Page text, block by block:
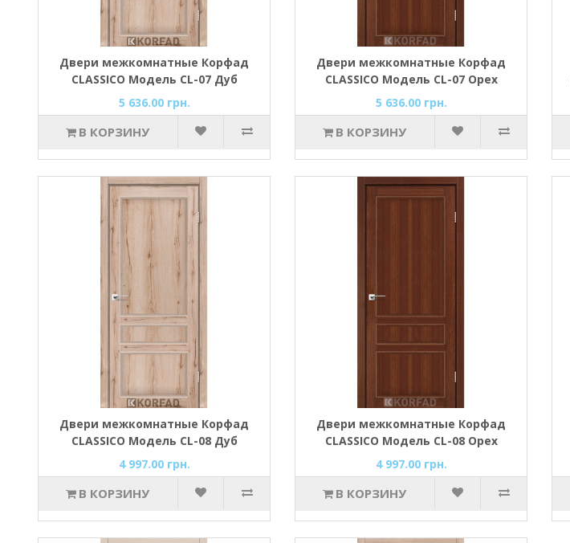
Двери межкомнатные Корфад
CLASSICO Модель CL-07 Дуб
тобакко
5 636.00 грн.
В КОРЗИНУ
Двери межкомнатные Корфад
CLASSICO Модель CL-07 Орех
5 636.00 грн.
В КОРЗИНУ
Двери межкомнатные Корфад
CLASSICO Модель CL-08 Дуб
тобакко
4 997.00 грн.
В КОРЗИНУ
Двери межкомнатные Корфад
CLASSICO Модель CL-08 Орех
4 997.00 грн.
В КОРЗИНУ